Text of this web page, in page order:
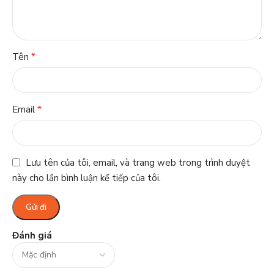
Đánh giá
Tên *
Email *
Lưu tên của tôi, email, và trang web trong trình duyệt
này cho lần bình luận kế tiếp của tôi.